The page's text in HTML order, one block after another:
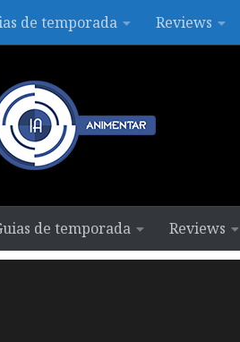
de temporada Reviews
de temporada Reviews